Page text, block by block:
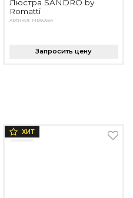
Люстра SANDRO by
Romatti
Артикул: MD6069A
Запросить цену
ХИТ